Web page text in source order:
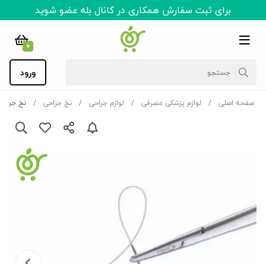
برای ثبت سفارش همکاری در کانال بله عضو شوید
0
ورود
صفحه اصلی لوازم پزشکی مصرفی لوازم جراحی نخ جراحی نخ جراحی